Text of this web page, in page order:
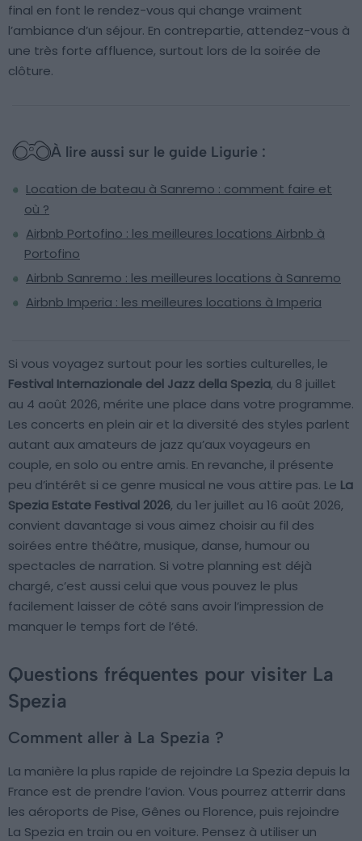
final en font le rendez-vous qui change vraiment
l’ambiance d’un séjour. En contrepartie, attendez-vous à
une très forte affluence, surtout lors de la soirée de
clôture.
À lire aussi sur le guide Ligurie :
Location de bateau à Sanremo : comment faire et
où ?
Airbnb Portofino : les meilleures locations Airbnb à
Portofino
Airbnb Sanremo : les meilleures locations à Sanremo
Airbnb Imperia : les meilleures locations à Imperia
Si vous voyagez surtout pour les sorties culturelles, le
Festival Internazionale del Jazz della Spezia, du 8 juillet
au 4 août 2026, mérite une place dans votre programme.
Les concerts en plein air et la diversité des styles parlent
autant aux amateurs de jazz qu’aux voyageurs en
couple, en solo ou entre amis. En revanche, il présente
peu d’intérêt si ce genre musical ne vous attire pas. Le La
Spezia Estate Festival 2026, du 1er juillet au 16 août 2026,
convient davantage si vous aimez choisir au fil des
soirées entre théâtre, musique, danse, humour ou
spectacles de narration. Si votre planning est déjà
chargé, c’est aussi celui que vous pouvez le plus
facilement laisser de côté sans avoir l’impression de
manquer le temps fort de l’été.
Questions fréquentes pour visiter La
Spezia
Comment aller à La Spezia ?
La manière la plus rapide de rejoindre La Spezia depuis la
France est de prendre l’avion. Vous pourrez atterrir dans
les aéroports de Pise, Gênes ou Florence, puis rejoindre
La Spezia en train ou en voiture. Pensez à utiliser un